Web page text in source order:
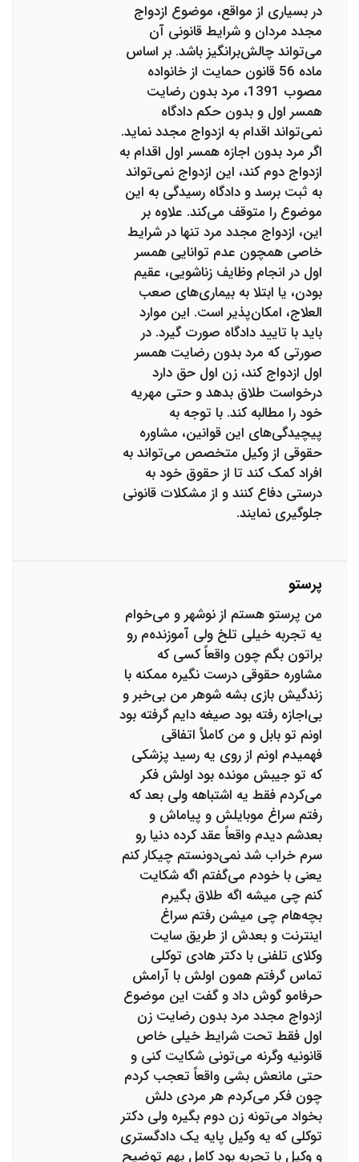
در بسیاری از مواقع، موضوع ازدواج
مجدد مردان و شرایط قانونی آن
می‌تواند چالش‌برانگیز باشد. بر اساس
ماده 56 قانون حمایت از خانواده
مصوب 1391، مرد بدون رضایت
همسر اول و بدون حکم دادگاه
نمی‌تواند اقدام به ازدواج مجدد نماید.
اگر مرد بدون اجازه همسر اول اقدام به
ازدواج دوم کند، این ازدواج نمی‌تواند
به ثبت برسد و دادگاه رسیدگی به این
موضوع را متوقف می‌کند. علاوه بر
این، ازدواج مجدد مرد تنها در شرایط
خاصی همچون عدم توانایی همسر
اول در انجام وظایف زناشویی، عقیم
بودن، یا ابتلا به بیماری‌های صعب
العلاج، امکان‌پذیر است. این موارد
باید با تایید دادگاه صورت گیرد. در
صورتی که مرد بدون رضایت همسر
اول ازدواج کند، زن اول حق دارد
درخواست طلاق بدهد و حتی مهریه
خود را مطالبه کند. با توجه به
پیچیدگی‌های این قوانین، مشاوره
حقوقی از وکیل متخصص می‌تواند به
افراد کمک کند تا از حقوق خود به
درستی دفاع کنند و از مشکلات قانونی
جلوگیری نمایند.
پرستو
من پرستو هستم از نوشهر و می‌خوام
یه تجربه خیلی تلخ ولی آموزنده‌م رو
براتون بگم چون واقعاً کسی که
مشاوره حقوقی درست نگیره ممکنه با
زندگیش بازی بشه شوهر من بی‌خبر و
بی‌اجازه رفته بود صیغه دایم گرفته بود
اونم تو بابل و من کاملاً اتفاقی
فهمیدم اونم از روی یه رسید پزشکی
که تو جیبش مونده بود اولش فکر
می‌کردم فقط یه اشتباهه ولی بعد که
رفتم سراغ موبایلش و پیاماش و
بعدشم دیدم واقعاً عقد کرده دنیا رو
سرم خراب شد نمی‌دونستم چیکار کنم
یعنی با خودم می‌گفتم اگه شکایت
کنم چی میشه اگه طلاق بگیرم
بچه‌هام چی میشن رفتم سراغ
اینترنت و بعدش از طریق سایت
وکلای تلفنی با دکتر هادی توکلی
تماس گرفتم همون اولش با آرامش
حرفامو گوش داد و گفت این موضوع
ازدواج مجدد مرد بدون رضایت زن
اول فقط تحت شرایط خیلی خاص
قانونیه وگرنه می‌تونی شکایت کنی و
حتی مانعش بشی واقعاً تعجب کردم
چون فکر می‌کردم هر مردی دلش
بخواد می‌تونه زن دوم بگیره ولی دکتر
توکلی که یه وکیل پایه یک دادگستری
و وکیل با تجربه بود کامل بهم توضیح